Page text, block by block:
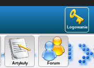
Logowanie
Artykuły Forum